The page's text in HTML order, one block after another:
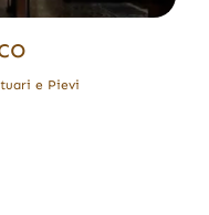
e Pievi